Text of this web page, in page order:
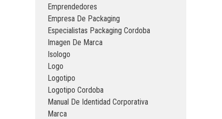
Emprendedores
Empresa De Packaging
Especialistas Packaging Cordoba
Imagen De Marca
Isologo
Logo
Logotipo
Logotipo Cordoba
Manual De Identidad Corporativa
Marca